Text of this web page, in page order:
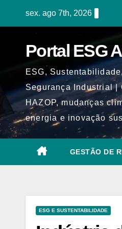
sex. ago 7th, 2026
Portal ESG
ESG,
Segurança Industrial |
HAZOP, mudanças
energia e inovação
GESTÃO DE
ESG E SUSTENTABILIDADE